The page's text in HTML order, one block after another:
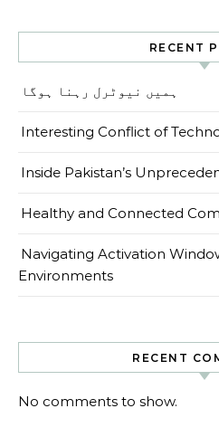
RECENT
ہمیں نیوٹرل رہنا ہوگا
Interesting Conflict of
Inside Pakistan’s
Healthy and Connected
Navigating Activation
Environments
RECENT
No comments to show.